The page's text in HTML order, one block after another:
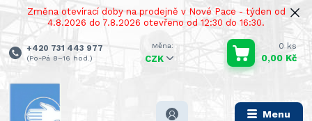
Změna otevírací doby na prodejně v Nové Pace - týden od
4.8.2026 do 7.8.2026 otevřeno od 12:30 do 16:30.
Menu
CZK
+420 731 443 977
(Po-Pá 8–16 hod.)
0 ks
0,00 Kč